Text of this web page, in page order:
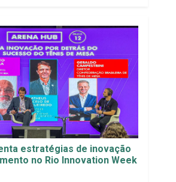
estratégias de inovação
no Rio Innovation Week